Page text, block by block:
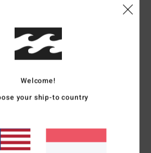
Fixed Address"-Kollektion
mit 4-Way-Stretch aus recyceltem
Stoff, der aus recycelten PET-
wird
Stoff
ein Modern Fit
Welcome!
your ship-to country